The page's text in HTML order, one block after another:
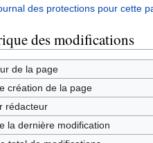
des protections pour cette
des modifications
de la page
création de la page
rédacteur
la dernière modification